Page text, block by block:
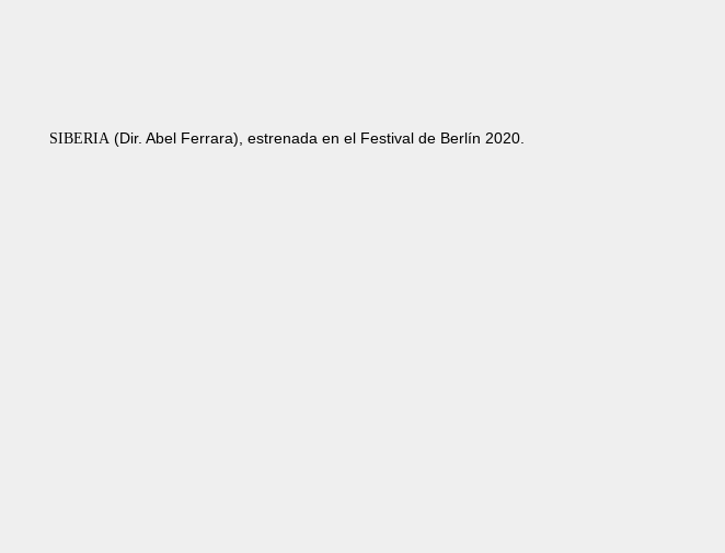
SIBERIA (Dir. Abel Ferrara), estrenada en el Festival de Berlín 2020.